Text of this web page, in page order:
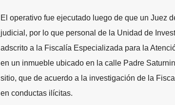
El operativo fue ejecutado luego de que un Juez
judicial, por lo que personal de la Unidad de
adscrito a la Fiscalía Especializada para la
en un inmueble ubicado en la calle Padre
sitio, que de acuerdo a la investigación de la
en conductas ilícitas.